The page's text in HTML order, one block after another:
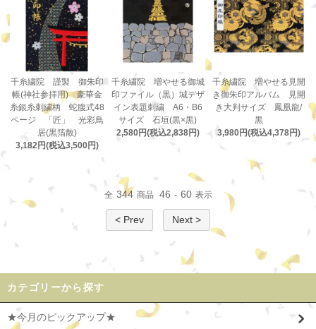
千糸繍院 謹製 御朱印
帳(神社参拝用) 豪華金
糸銀糸刺繍柄 蛇腹式48
ページ 「匠」 光彩鳥
居(黒箔散)
3,182円(税込3,500円)
千糸繍院 増やせる御城
印ファイル（黒）城デザ
イン表題刺繍 A6・B6
サイズ 石垣(黒×黒)
2,580円(税込2,838円)
千糸繍院 増やせる見開
き御朱印アルバム 見開
き大判サイズ 鳳凰龍/
黒
3,980円(税込4,378円)
全 344 商品 46 - 60 表示
< Prev Next >
カテゴリーから探す
★今月のピックアップ★